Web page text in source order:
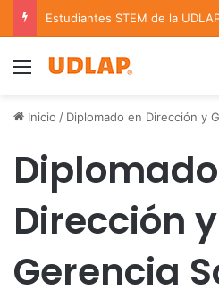
Menu
Inicio / Diplomado en Dirección y
Dirección y
Gerencia